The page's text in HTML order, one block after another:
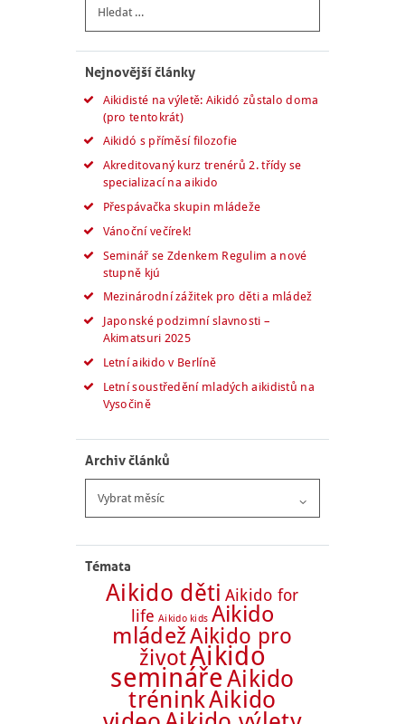
Nejnovější články
Aikidisté na výletě: Aikidó zůstalo doma
(pro tentokrát)
Aikidó s příměsí filozofie
Akreditovaný kurz trenérů 2. třídy se
specializací na aikido
Přespávačka skupin mládeže
Vánoční večírek!
Seminář se Zdenkem Regulim a nové
stupně kjú
Mezinárodní zážitek pro děti a mládež
Japonské podzimní slavnosti –
Akimatsuri 2025
Letní aikido v Berlíně
Letní soustředění mladých aikidistů na
Vysočině
Archiv článků
článků
Témata
Aikido děti Aikido for
life Aikido kids Aikido
mládežAikido pro
životAikido
semináře Aikido
tréninkAikido